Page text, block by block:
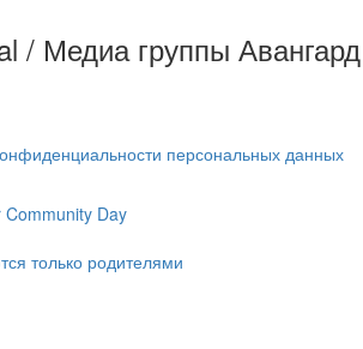
/ Медиа группы Авангард
персональных данных
Day
только родителями